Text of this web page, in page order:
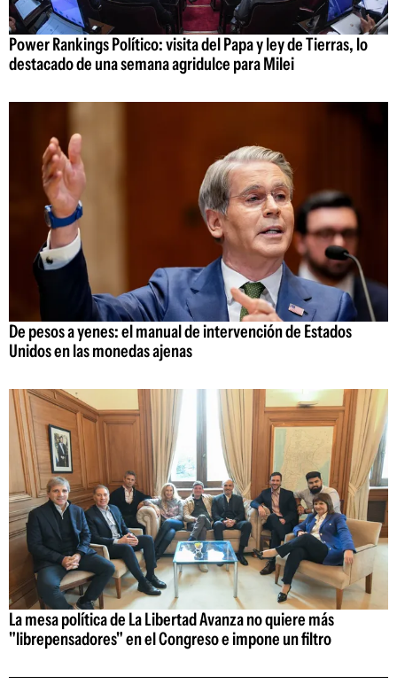
Power Rankings Político: visita del Papa y ley de Tierras, lo
destacado de una semana agridulce para Milei
De pesos a yenes: el manual de intervención de Estados
Unidos en las monedas ajenas
La mesa política de La Libertad Avanza no quiere más
"librepensadores" en el Congreso e impone un filtro